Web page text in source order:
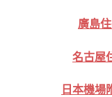
廣島
名古屋
日本機場